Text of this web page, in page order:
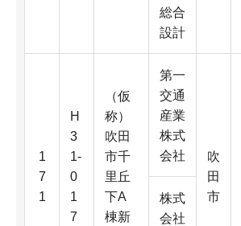
総合
設計
1
7
1
H
3
1-
0
1
7
（仮
称）
吹田
市千
里丘
下A
棟新
第一
交通
産業
株式
会社
吹
田
市
株式
会社